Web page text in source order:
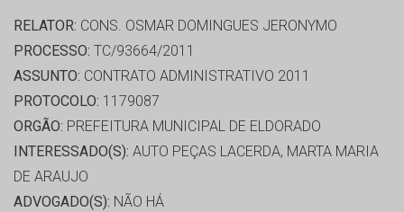
RELATOR: CONS. OSMAR DOMINGUES JERONYMO
PROCESSO: TC/93664/2011
ASSUNTO: CONTRATO ADMINISTRATIVO 2011
PROTOCOLO: 1179087
ORGÃO: PREFEITURA MUNICIPAL DE ELDORADO
INTERESSADO(S): AUTO PEÇAS LACERDA, MARTA MARIA
DE ARAUJO
ADVOGADO(S): NÃO HÁ